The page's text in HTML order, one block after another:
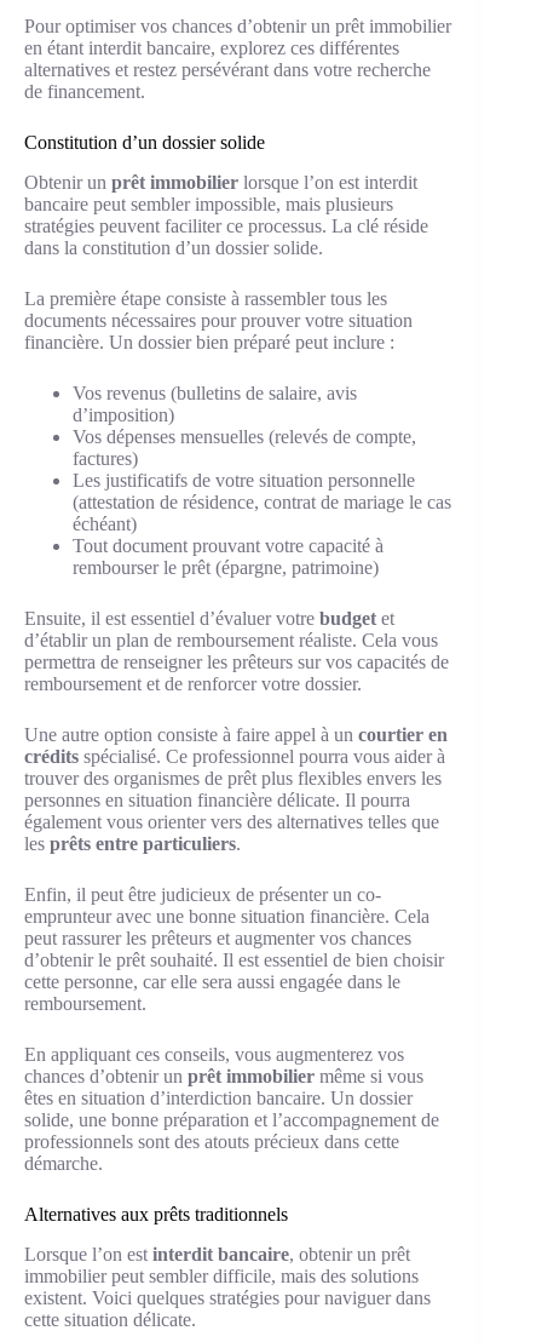
Pour optimiser vos chances d’obtenir un prêt immobilier
en étant interdit bancaire, explorez ces différentes
alternatives et restez persévérant dans votre recherche
de financement.
Constitution d’un dossier solide
Obtenir un prêt immobilier lorsque l’on est interdit
bancaire peut sembler impossible, mais plusieurs
stratégies peuvent faciliter ce processus. La clé réside
dans la constitution d’un dossier solide.
La première étape consiste à rassembler tous les
documents nécessaires pour prouver votre situation
financière. Un dossier bien préparé peut inclure :
Vos revenus (bulletins de salaire, avis
d’imposition)
Vos dépenses mensuelles (relevés de compte,
factures)
Les justificatifs de votre situation personnelle
(attestation de résidence, contrat de mariage le cas
échéant)
Tout document prouvant votre capacité à
rembourser le prêt (épargne, patrimoine)
Ensuite, il est essentiel d’évaluer votre budget et
d’établir un plan de remboursement réaliste. Cela vous
permettra de renseigner les prêteurs sur vos capacités de
remboursement et de renforcer votre dossier.
Une autre option consiste à faire appel à un courtier en
crédits spécialisé. Ce professionnel pourra vous aider à
trouver des organismes de prêt plus flexibles envers les
personnes en situation financière délicate. Il pourra
également vous orienter vers des alternatives telles que
les prêts entre particuliers.
Enfin, il peut être judicieux de présenter un co-
emprunteur avec une bonne situation financière. Cela
peut rassurer les prêteurs et augmenter vos chances
d’obtenir le prêt souhaité. Il est essentiel de bien choisir
cette personne, car elle sera aussi engagée dans le
remboursement.
En appliquant ces conseils, vous augmenterez vos
chances d’obtenir un prêt immobilier même si vous
êtes en situation d’interdiction bancaire. Un dossier
solide, une bonne préparation et l’accompagnement de
professionnels sont des atouts précieux dans cette
démarche.
Alternatives aux prêts traditionnels
Lorsque l’on est interdit bancaire, obtenir un prêt
immobilier peut sembler difficile, mais des solutions
existent. Voici quelques stratégies pour naviguer dans
cette situation délicate.